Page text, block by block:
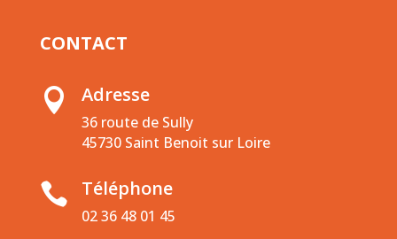
CONTACT
 Adresse
36 route de Sully
45730 Saint Benoit sur Loire
 Téléphone
02 36 48 01 45